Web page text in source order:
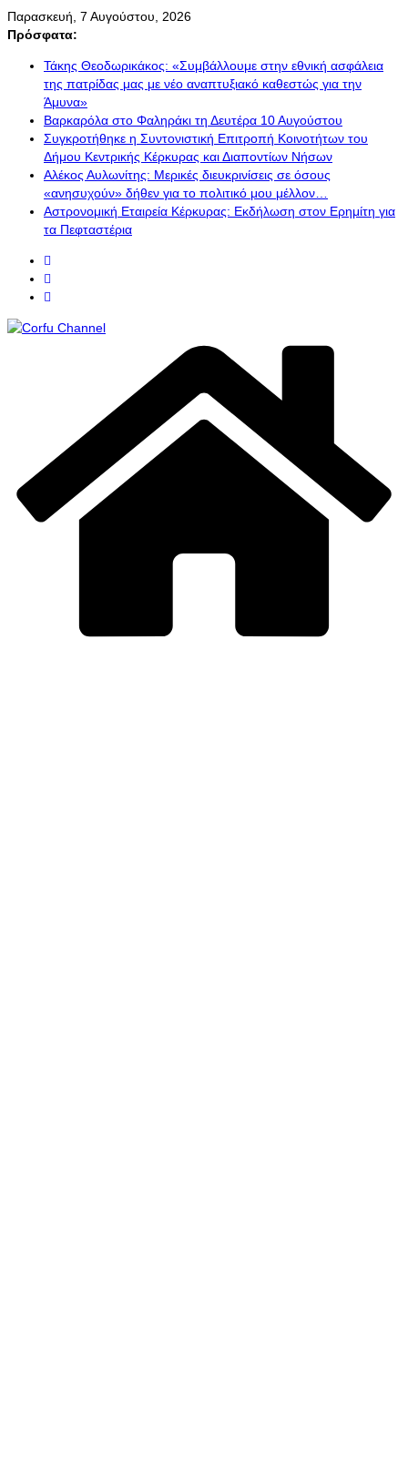
Μετάβαση
σε
Παρασκευή, 7 Αυγούστου, 2026
Πρόσφατα:
Τάκης Θεοδωρικάκος: «Συμβάλλουμε στην εθνική ασφάλεια
της πατρίδας μας με νέο αναπτυξιακό καθεστώς για την
Άμυνα»
Βαρκαρόλα στο Φαληράκι τη Δευτέρα 10 Αυγούστου
Συγκροτήθηκε η Συντονιστική Επιτροπή Κοινοτήτων του
Δήμου Κεντρικής Κέρκυρας και Διαποντίων Νήσων
Αλέκος Αυλωνίτης: Μερικές διευκρινίσεις σε όσους
«ανησυχούν» δήθεν για το πολιτικό μου μέλλον…
Αστρονομική Εταιρεία Κέρκυρας: Εκδήλωση στον Ερημίτη για
τα Πεφταστέρια